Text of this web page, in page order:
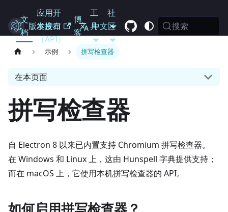
Electron
文
档
应用开
发接口
（API）
博
客
工
具
社
区
版本发布 中文 搜索
示例 拼写检查器
在本页面
拼写检查器
自 Electron 8 以来已内置支持 Chromium 拼写检查器。
在 Windows 和 Linux 上，这由 Hunspell 字典提供支持；
而在 macOS 上，它使用本机拼写检查器的 API。